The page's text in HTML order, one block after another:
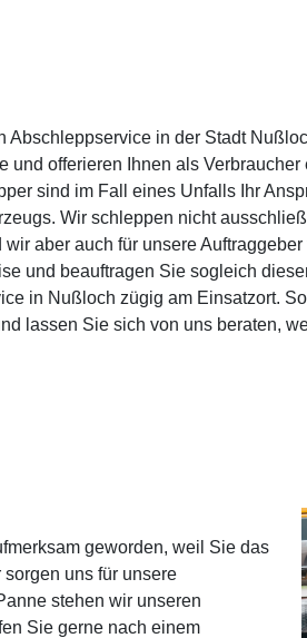
Abschleppservice in der Stadt
und offerieren Ihnen als
sind im Fall eines Unfalls Ihr
Wir schleppen nicht
aber auch für unsere
und beauftragen Sie sogleich
in Nußloch zügig am Einsatzort.
lassen Sie sich von uns beraten,
geworden, weil Sie das
uns für unsere
stehen wir unseren
Sie gerne nach einem